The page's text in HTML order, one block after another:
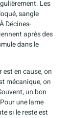
Les
sangle
Décines-
après des
dans le
est en cause, on
mécanique, on
un bon
une lame
si le reste est